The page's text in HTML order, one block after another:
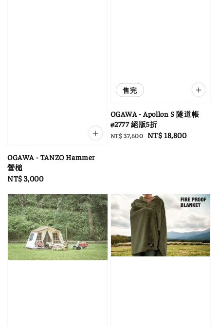
OGAWA - TANZO Hammer
營槌
Regular
NT$ 3,000
優惠
售完
OGAWA - Apollon S 隧道帳
#2777 絕版5折
Regular
NT$ 37,600 Sale
NT$ 18,800